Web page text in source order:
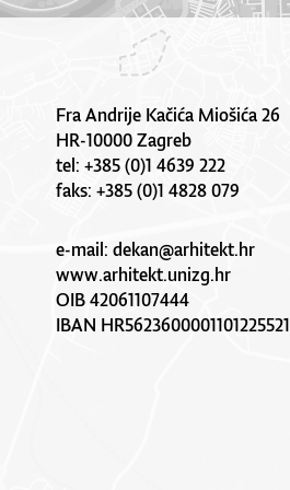
Fra Andrije Kačića Miošića 26
HR-10000 Zagreb
tel: +385 (0)1 4639 222
faks: +385 (0)1 4828 079
e-mail:dekan@arhitekt.hr
www.arhitekt.unizg.hr
OIB 42061107444
IBAN HR5623600001101225521